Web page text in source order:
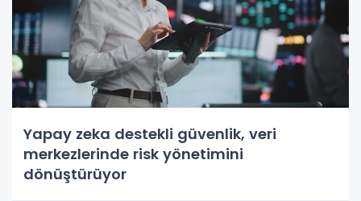
Yapay zeka destekli güvenlik, veri
merkezlerinde risk yönetimini
dönüştürüyor